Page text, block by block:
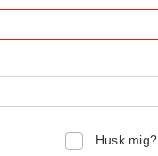
Husk mig?